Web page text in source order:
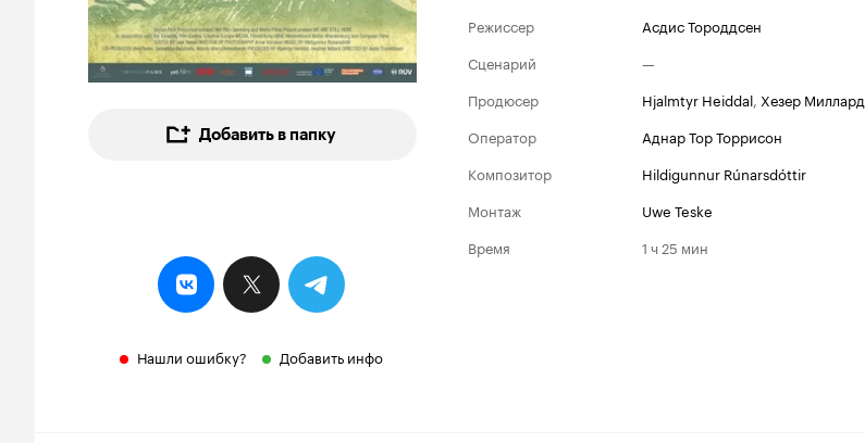
Добавить в папку
Нашли ошибку? Добавить инфо
Режиссер
Асдис Тороддсен
Сценарий
—
Продюсер
Hjalmtyr Heiddal, Хезер Миллард
Оператор
Аднар Тор Торрисон
Композитор
Hildigunnur Rúnarsdóttir
Монтаж
Uwe Teske
Время
1 ч 25 мин